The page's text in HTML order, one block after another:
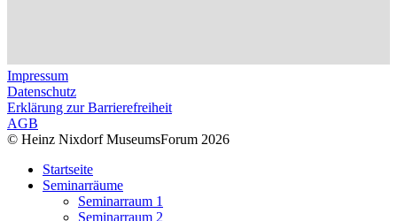
Impressum
Datenschutz
Erklärung zur Barrierefreiheit
AGB
© Heinz Nixdorf MuseumsForum 2026
Startseite
Seminarräume
Seminarraum 1
Seminarraum 2